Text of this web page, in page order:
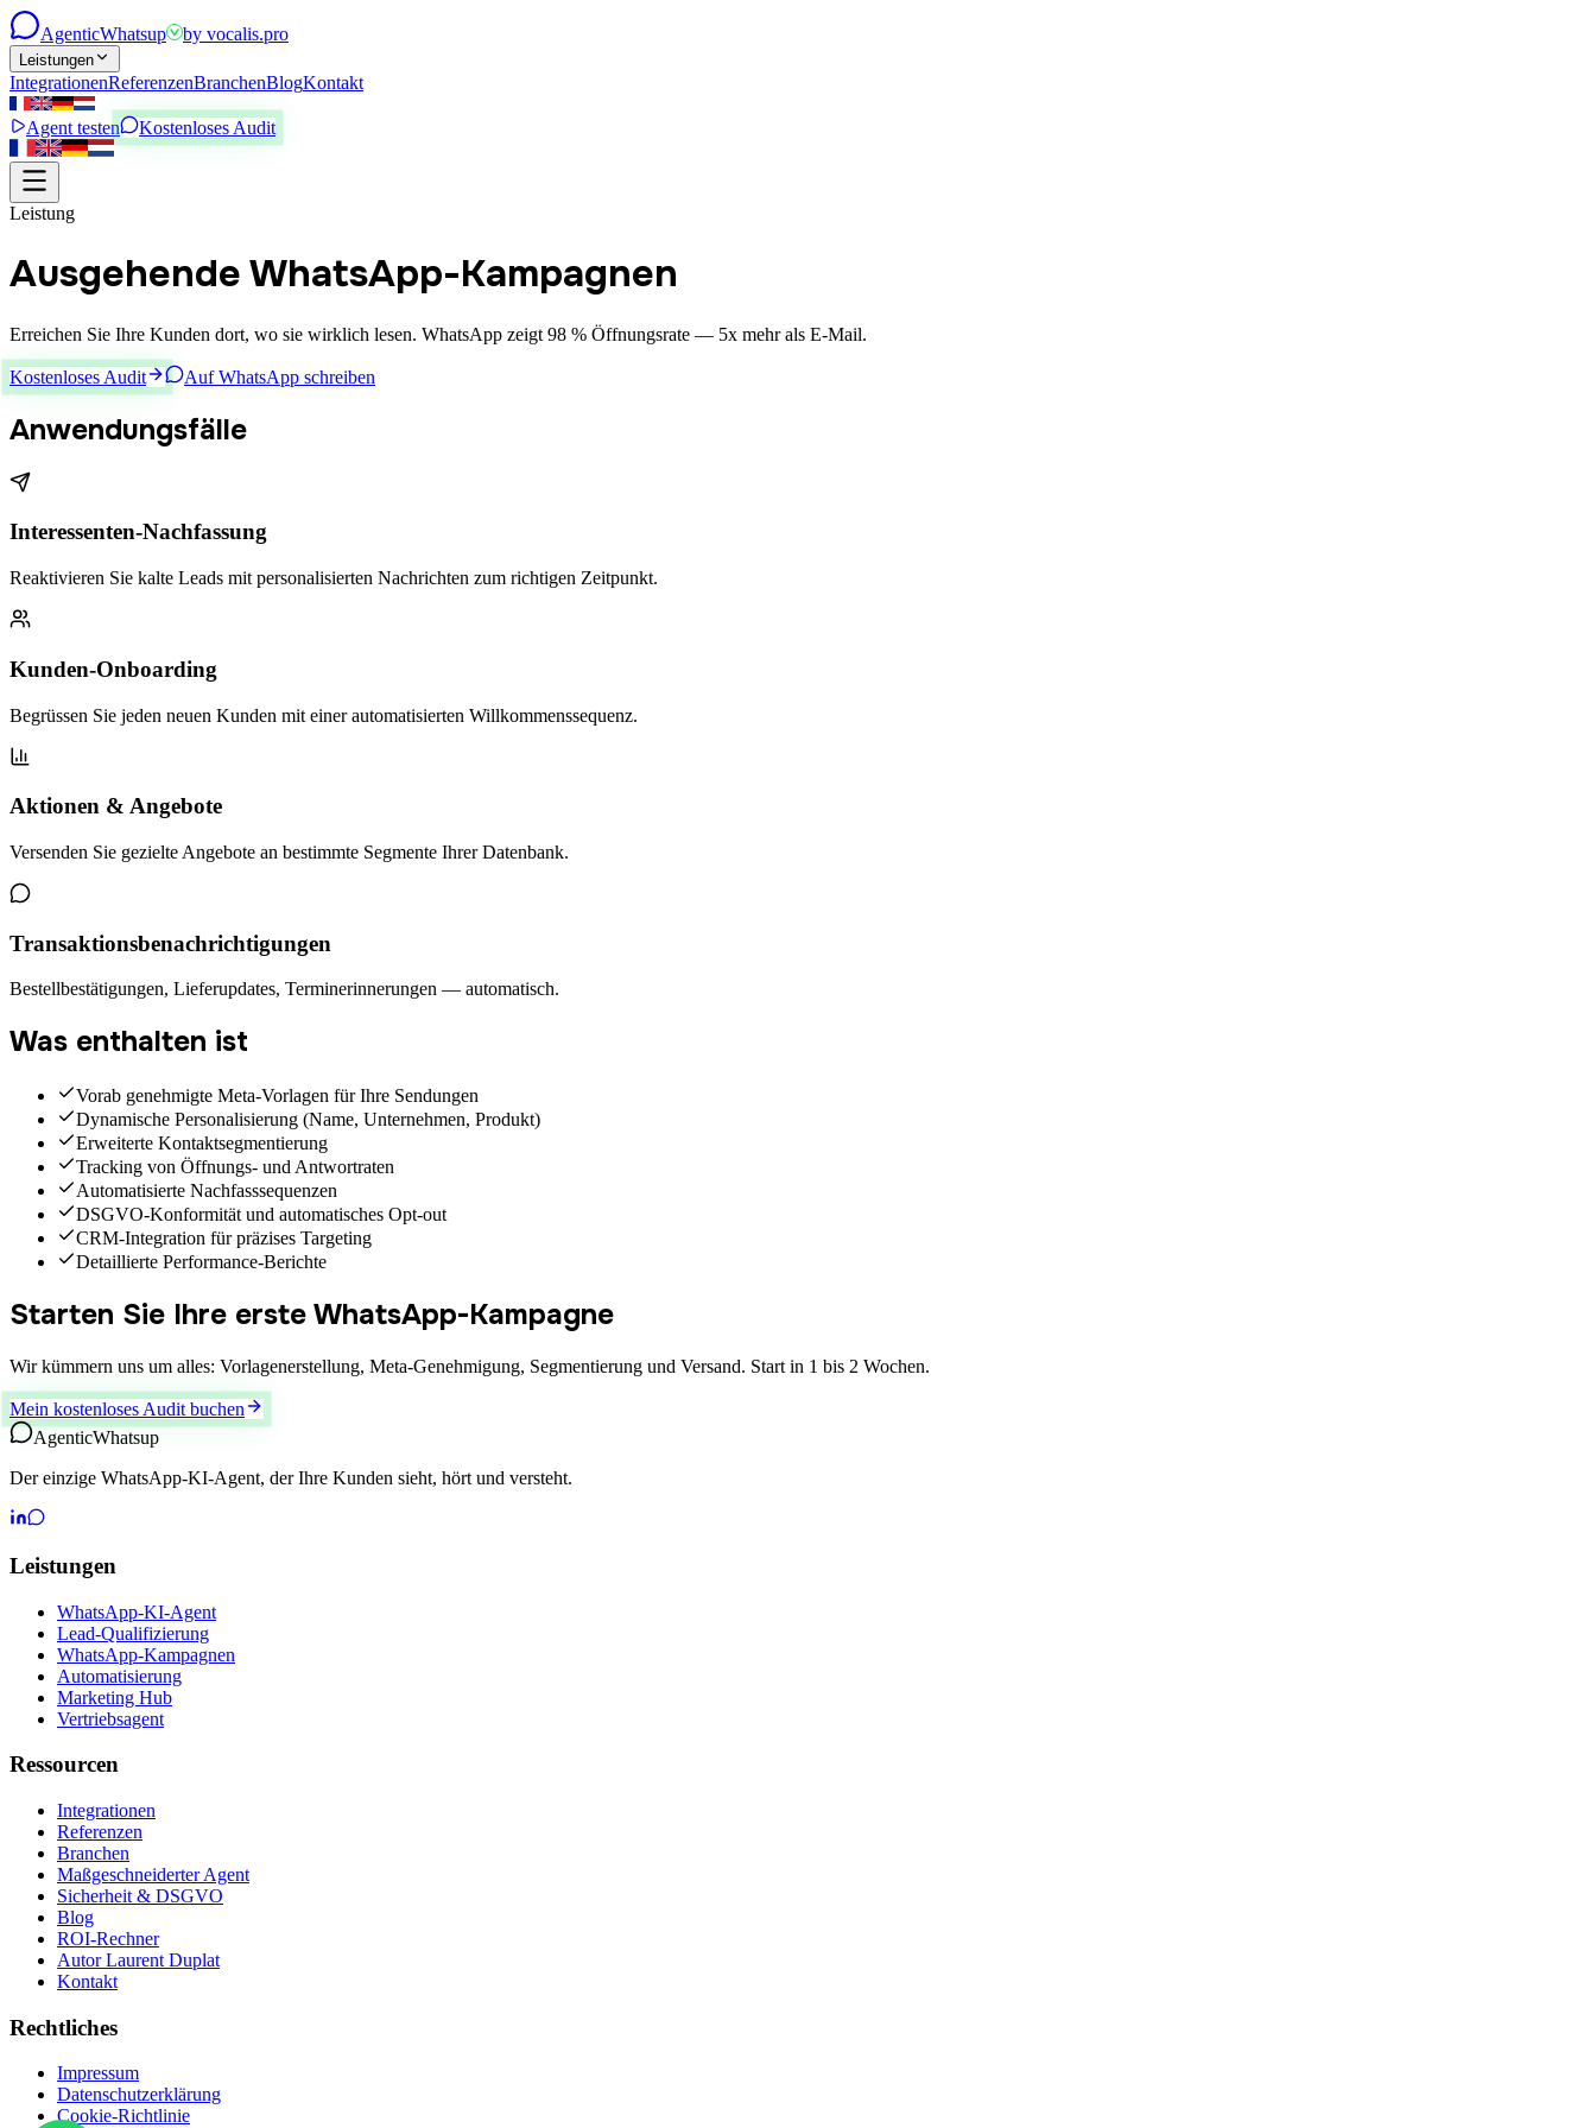
AgenticWhatsup by vocalis.pro
Leistungen
IntegrationenReferenzenBranchenBlogKontakt
Agent testen Kostenloses Audit
Leistung
Ausgehende WhatsApp-Kampagnen
Erreichen Sie Ihre Kunden dort, wo sie wirklich lesen. WhatsApp zeigt 98 % Öffnungsrate — 5x mehr als E-Mail.
Kostenloses Audit Auf WhatsApp schreiben
Anwendungsfälle
Interessenten-Nachfassung
Reaktivieren Sie kalte Leads mit personalisierten Nachrichten zum richtigen Zeitpunkt.
Kunden-Onboarding
Begrüssen Sie jeden neuen Kunden mit einer automatisierten Willkommenssequenz.
Aktionen & Angebote
Versenden Sie gezielte Angebote an bestimmte Segmente Ihrer Datenbank.
Transaktionsbenachrichtigungen
Bestellbestätigungen, Lieferupdates, Terminerinnerungen — automatisch.
Was enthalten ist
Vorab genehmigte Meta-Vorlagen für Ihre Sendungen
Dynamische Personalisierung (Name, Unternehmen, Produkt)
Erweiterte Kontaktsegmentierung
Tracking von Öffnungs- und Antwortraten
Automatisierte Nachfasssequenzen
DSGVO-Konformität und automatisches Opt-out
CRM-Integration für präzises Targeting
Detaillierte Performance-Berichte
Starten Sie Ihre erste WhatsApp-Kampagne
Wir kümmern uns um alles: Vorlagenerstellung, Meta-Genehmigung, Segmentierung und Versand. Start in 1 bis 2 Wochen.
Mein kostenloses Audit buchen
AgenticWhatsup
Der einzige WhatsApp-KI-Agent, der Ihre Kunden sieht, hört und versteht.
Leistungen
WhatsApp-KI-Agent
Lead-Qualifizierung
WhatsApp-Kampagnen
Automatisierung
Marketing Hub
Vertriebsagent
Ressourcen
Integrationen
Referenzen
Branchen
Maßgeschneiderter Agent
Sicherheit & DSGVO
Blog
ROI-Rechner
Autor Laurent Duplat
Kontakt
Rechtliches
Impressum
Datenschutzerklärung
Cookie-Richtlinie